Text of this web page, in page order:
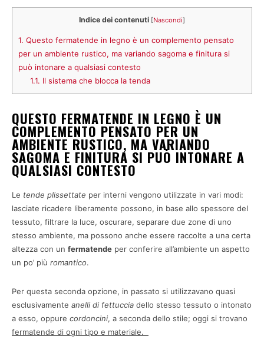
Indice dei contenuti [Nascondi]
1. Questo fermatende in legno è un complemento pensato
per un ambiente rustico, ma variando sagoma e finitura si
può intonare a qualsiasi contesto
1.1. Il sistema che blocca la tenda
QUESTO FERMATENDE IN LEGNO È UN
COMPLEMENTO PENSATO PER UN
AMBIENTE RUSTICO, MA VARIANDO
SAGOMA E FINITURA SI PUÒ INTONARE A
QUALSIASI CONTESTO
Le tende plissettate per interni vengono utilizzate in vari modi:
lasciate ricadere liberamente possono, in base allo spessore del
tessuto, filtrare la luce, oscurare, separare due zone di uno
stesso ambiente, ma possono anche essere raccolte a una certa
altezza con un fermatende per conferire all’ambiente un aspetto
un po’ più romantico.
Per questa seconda opzione, in passato si utilizzavano quasi
esclusivamente anelli di fettuccia dello stesso tessuto o intonato
a esso, oppure cordoncini, a seconda dello stile; oggi si trovano
fermatende di ogni tipo e materiale.